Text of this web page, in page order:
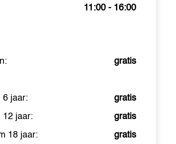
11:00 - 16:00
gratis
jaar:
gratis
jaar:
gratis
18 jaar:
gratis